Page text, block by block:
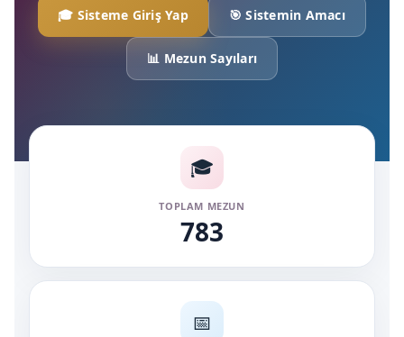
🎓 Sisteme Giriş Yap 🎯 Sistemin Amacı
📊 Mezun Sayıları
🎓
TOPLAM MEZUN
783
📅